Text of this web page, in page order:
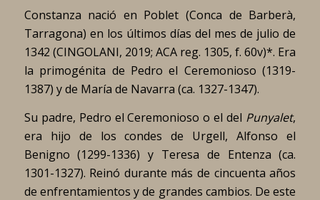
Constanza nació en Poblet (Conca de Barberà,
Tarragona) en los últimos días del mes de julio de
1342 (CINGOLANI, 2019; ACA reg. 1305, f. 60v)*. Era
la primogénita de Pedro el Ceremonioso (1319-
1387) y de María de Navarra (ca. 1327-1347).
Su padre, Pedro el Ceremonioso o el del Punyalet,
era hijo de los condes de Urgell, Alfonso el
Benigno (1299-1336) y Teresa de Entenza (ca.
1301-1327). Reinó durante más de cincuenta años
de enfrentamientos y de grandes cambios. De este